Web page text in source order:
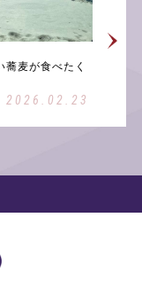
蕎麦が食べたく
2026.02.23